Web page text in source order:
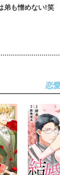
弟も憎めない!笑
恋